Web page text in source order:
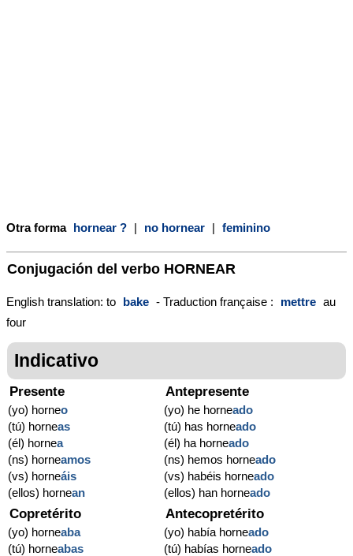
Otra forma hornear ? | no hornear | feminino
Conjugación del verbo HORNEAR
English translation: to bake - Traduction française : mettre au
four
Indicativo
Presente
(yo) horneo
(tú) horneas
(él) hornea
(ns) horneamos
(vs) horneáis
(ellos) hornean
Antepresente
(yo) he horneado
(tú) has horneado
(él) ha horneado
(ns) hemos horneado
(vs) habéis horneado
(ellos) han horneado
Copretérito
(yo) horneaba
(tú) horneabas
Antecopretérito
(yo) había horneado
(tú) habías horneado